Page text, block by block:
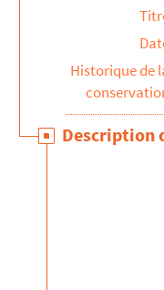
Historique de
Description